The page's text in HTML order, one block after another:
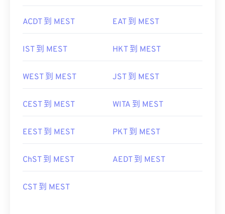
ACDT 到 MEST EAT 到 MEST
IST 到 MEST HKT 到 MEST
WEST 到 MEST JST 到 MEST
CEST 到 MEST WITA 到 MEST
EEST 到 MEST PKT 到 MEST
ChST 到 MEST AEDT 到 MEST
CST 到 MEST